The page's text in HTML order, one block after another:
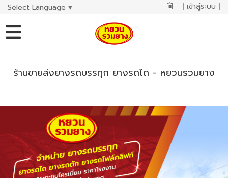
Select Language ▼ | เข้าสู่ระบบ |
ร้านขายส่งยางรถบรรทุก ยางรถไถ - หยวนรวมยาง